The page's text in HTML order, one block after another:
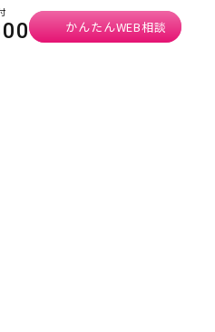
かんたんWEB相談